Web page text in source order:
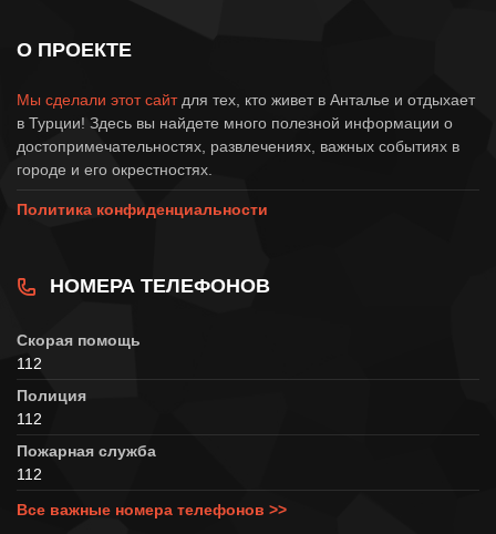
О ПРОЕКТЕ
Мы сделали этот сайтдля тех, кто живет в Анталье и отдыхает
в Турции! Здесь вы найдете много полезной информации о
достопримечательностях, развлечениях, важных событиях в
городе и его окрестностях.
Политика конфиденциальности
НОМЕРА ТЕЛЕФОНОВ
Скорая помощь
112
Полиция
112
Пожарная служба
112
Все важные номера телефонов >>